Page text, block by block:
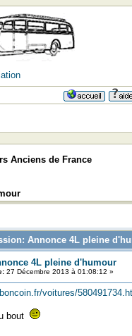
Anciens de France
Annonce 4L pleine
4L pleine d'humour
27 Décembre 2013 à 01:08:12 »
voitures/
bout